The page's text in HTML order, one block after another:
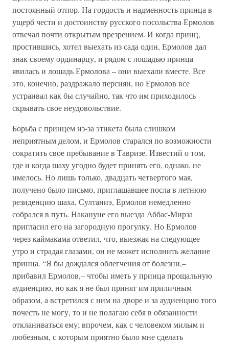
постоянный отпор. На гордость и надменность принца в
ущерб чести и достоинству русского посольства Ермолов
отвечал почти открытым презрением. И когда принц,
простившись, хотел выехать из сада один, Ермолов дал
знак своему ординарцу, и рядом с лошадью принца
явилась и лошадь Ермолова – они выехали вместе. Все
это, конечно, раздражало персиян, но Ермолов все
устраивал как бы случайно, так что им приходилось
скрывать свое неудовольствие.
Борьба с принцем из-за этикета была слишком
неприятным делом, и Ермолов старался по возможности
сократить свое пребывание в Тавризе. Известий о том,
где и когда шаху угодно будет принять его, однако, не
имелось. Но лишь только, двадцать четвертого мая,
получено было письмо, приглашавшее посла в летнюю
резиденцию шаха, Султаниэ, Ермолов немедленно
собрался в путь. Накануне его выезда Аббас-Мирза
пригласил его на загородную прогулку. Но Ермолов
через каймакама ответил, что, выезжая на следующее
утро и страдая глазами, он не может исполнить желание
принца. “Я бы дождался облегчения от болезни,–
прибавил Ермолов,– чтобы иметь у принца прощальную
аудиенцию, но как я не был принят им приличным
образом, а встретился с ним на дворе и за аудиенцию того
почесть не могу, то и не полагаю себя в обязанности
откланиваться ему; впрочем, как с человеком милым и
любезным, с которым приятно было мне сделать